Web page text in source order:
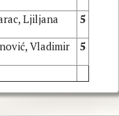
Ljiljana
5
Vladimir 5